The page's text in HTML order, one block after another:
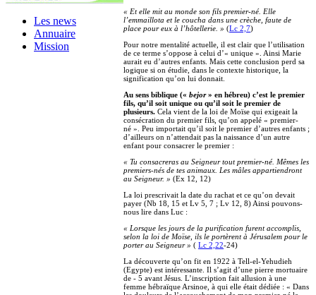
Les news
Annuaire
Mission
« Et elle mit au monde son fils premier-né. Elle
l’emmaillota et le coucha dans une crèche, faute de
place pour eux à l’hôtellerie. » (Lc 2,7)
Pour notre mentalité actuelle, il est clair que l’utilisation
de ce terme s’oppose à celui d’« unique ». Ainsi Marie
aurait eu d’autres enfants. Mais cette conclusion perd sa
logique si on étudie, dans le contexte historique, la
signification qu’on lui donnait.
Au sens biblique (« bejor» en hébreu) c’est le premier
fils, qu’il soit unique ou qu’il soit le premier de
plusieurs. Cela vient de la loi de Moïse qui exigeait la
consécration du premier fils, qu’on appelé « premier-
né ». Peu importait qu’il soit le premier d’autres enfants ;
d’ailleurs on n’attendait pas la naissance d’un autre
enfant pour consacrer le premier :
« Tu consacreras au Seigneur tout premier-né. Mêmes les
premiers-nés de tes animaux. Les mâles appartiendront
au Seigneur. » (Ex 12, 12)
La loi prescrivait la date du rachat et ce qu’on devait
payer (Nb 18, 15 et Lv 5, 7 ; Lv 12, 8) Ainsi pouvons-
nous lire dans Luc :
« Lorsque les jours de la purification furent accomplis,
selon la loi de Moïse, ils le portèrent à Jérusalem pour le
porter au Seigneur » ( Lc 2,22-24)
La découverte qu’on fit en 1922 à Tell-el-Yehudieh
(Egypte) est intéressante. Il s’agit d’une pierre mortuaire
de - 5 avant Jésus. L’inscription fait allusion à une
femme hébraïque Arsinoe, à qui elle était dédiée : « Dans